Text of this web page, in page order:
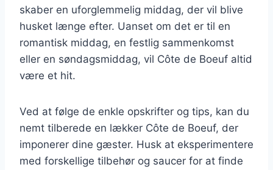
skaber en uforglemmelig middag, der vil blive
husket længe efter. Uanset om det er til en
romantisk middag, en festlig sammenkomst
eller en søndagsmiddag, vil Côte de Boeuf altid
være et hit.
Ved at følge de enkle opskrifter og tips, kan du
nemt tilberede en lækker Côte de Boeuf, der
imponerer dine gæster. Husk at eksperimentere
med forskellige tilbehør og saucer for at finde